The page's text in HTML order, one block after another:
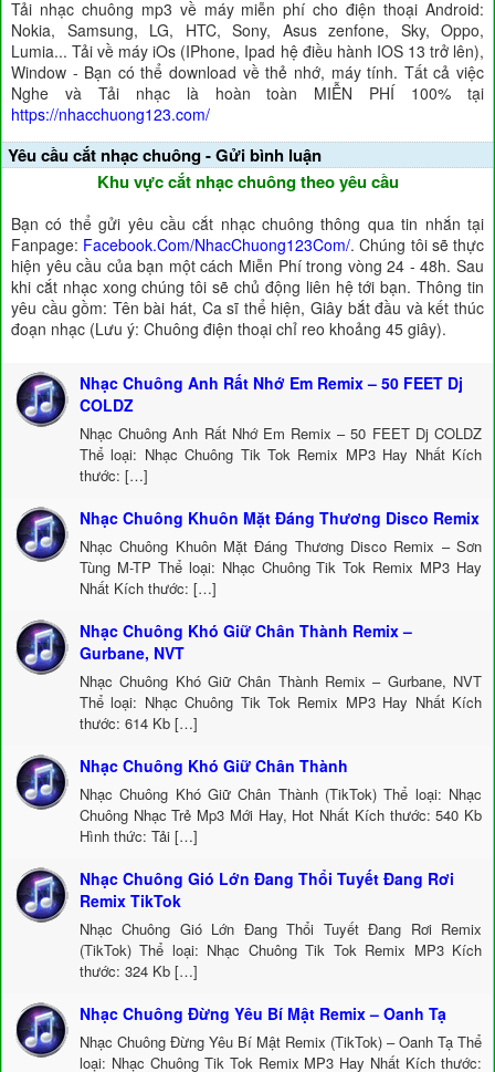
Tải nhạc chuông mp3 về máy miễn phí cho điện thoại Android:
Nokia, Samsung, LG, HTC, Sony, Asus zenfone, Sky, Oppo,
Lumia... Tải về máy iOs (IPhone, Ipad hệ điều hành IOS 13 trở lên),
Window - Bạn có thể download về thẻ nhớ, máy tính. Tất cả việc
Nghe và Tải nhạc là hoàn toàn MIỄN PHÍ 100% tại
https://nhacchuong123.com/
Yêu cầu cắt nhạc chuông - Gửi bình luận
Khu vực cắt nhạc chuông theo yêu cầu
Bạn có thể gửi yêu cầu cắt nhạc chuông thông qua tin nhắn tại
Fanpage: Facebook.Com/NhacChuong123Com/. Chúng tôi sẽ thực
hiện yêu cầu của bạn một cách Miễn Phí trong vòng 24 - 48h. Sau
khi cắt nhạc xong chúng tôi sẽ chủ động liên hệ tới bạn. Thông tin
yêu cầu gồm: Tên bài hát, Ca sĩ thể hiện, Giây bắt đầu và kết thúc
đoạn nhạc (Lưu ý: Chuông điện thoại chỉ reo khoảng 45 giây).
Nhạc Chuông Anh Rất Nhớ Em Remix – 50 FEET Dj
COLDZ
Nhạc Chuông Anh Rất Nhớ Em Remix – 50 FEET Dj COLDZ
Thể loại: Nhạc Chuông Tik Tok Remix MP3 Hay Nhất Kích
thước: […]
Nhạc Chuông Khuôn Mặt Đáng Thương Disco Remix
Nhạc Chuông Khuôn Mặt Đáng Thương Disco Remix – Sơn
Tùng M-TP Thể loại: Nhạc Chuông Tik Tok Remix MP3 Hay
Nhất Kích thước: […]
Nhạc Chuông Khó Giữ Chân Thành Remix –
Gurbane, NVT
Nhạc Chuông Khó Giữ Chân Thành Remix – Gurbane, NVT
Thể loại: Nhạc Chuông Tik Tok Remix MP3 Hay Nhất Kích
thước: 614 Kb […]
Nhạc Chuông Khó Giữ Chân Thành
Nhạc Chuông Khó Giữ Chân Thành (TikTok) Thể loại: Nhạc
Chuông Nhạc Trẻ Mp3 Mới Hay, Hot Nhất Kích thước: 540 Kb
Hình thức: Tải […]
Nhạc Chuông Gió Lớn Đang Thổi Tuyết Đang Rơi
Remix TikTok
Nhạc Chuông Gió Lớn Đang Thổi Tuyết Đang Rơi Remix
(TikTok) Thể loại: Nhạc Chuông Tik Tok Remix MP3 Kích
thước: 324 Kb […]
Nhạc Chuông Đừng Yêu Bí Mật Remix – Oanh Tạ
Nhạc Chuông Đừng Yêu Bí Mật Remix (TikTok) – Oanh Tạ Thể
loại: Nhạc Chuông Tik Tok Remix MP3 Hay Nhất Kích thước: